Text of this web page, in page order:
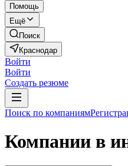
Помощь
Ещё
Поиск
Краснодар
Войти
Войти
Создать резюме
Поиск по компаниям
Компании в